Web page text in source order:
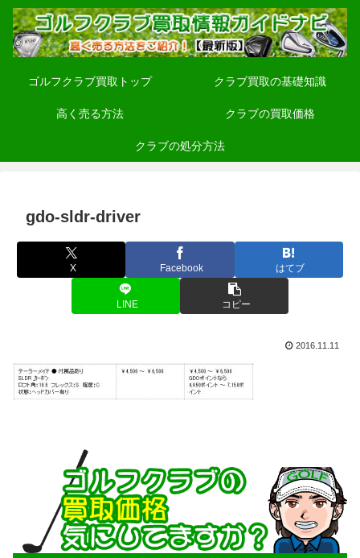
ゴルフクラブ買取トップ クラブ買取の基礎知識
高く売る方法 クラブの買取価格
クラブの処分方法
gdo-sldr-driver
X Facebook はてブ
LINE コピー
2016.11.11